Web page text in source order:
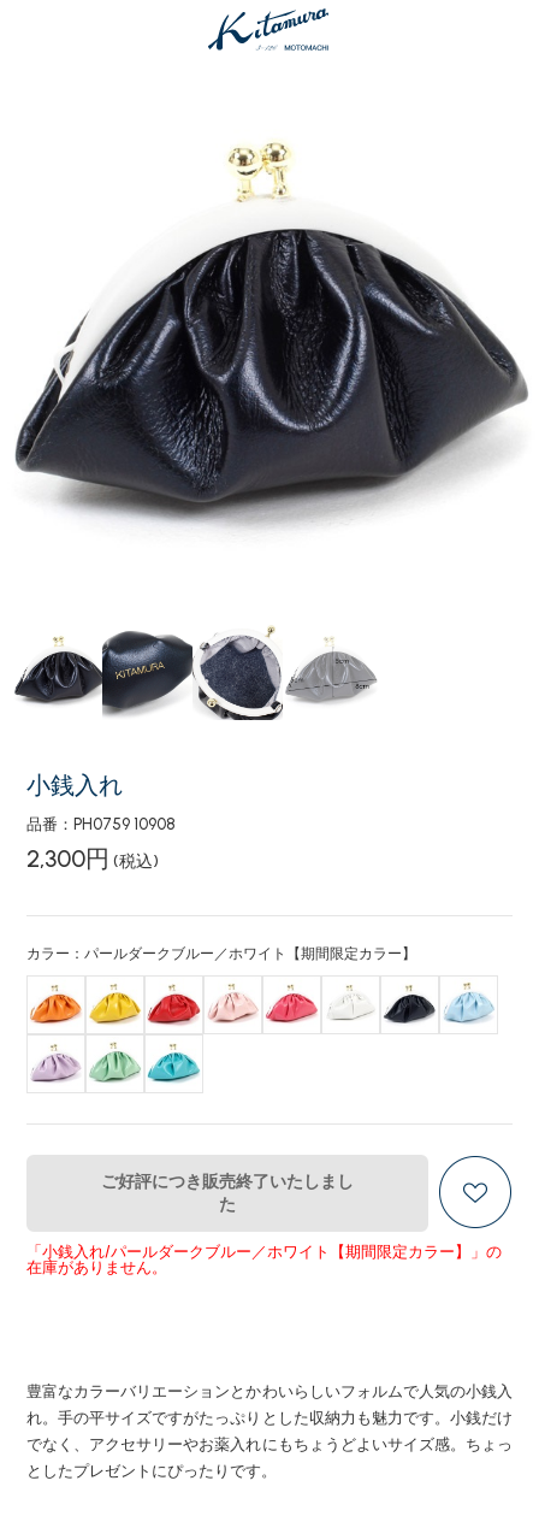
小銭入れ
品番：PH0759 10908
2,300円 (税込)
カラー：パールダークブルー／ホワイト【期間限定カラー】
ご好評につき販売終了いたしまし
た
「小銭入れ/パールダークブルー／ホワイト【期間限定カラー】」の
在庫がありません。
豊富なカラーバリエーションとかわいらしいフォルムで人気の小銭入
れ。手の平サイズですがたっぷりとした収納力も魅力です。小銭だけ
でなく、アクセサリーやお薬入れにもちょうどよいサイズ感。ちょっ
としたプレゼントにぴったりです。